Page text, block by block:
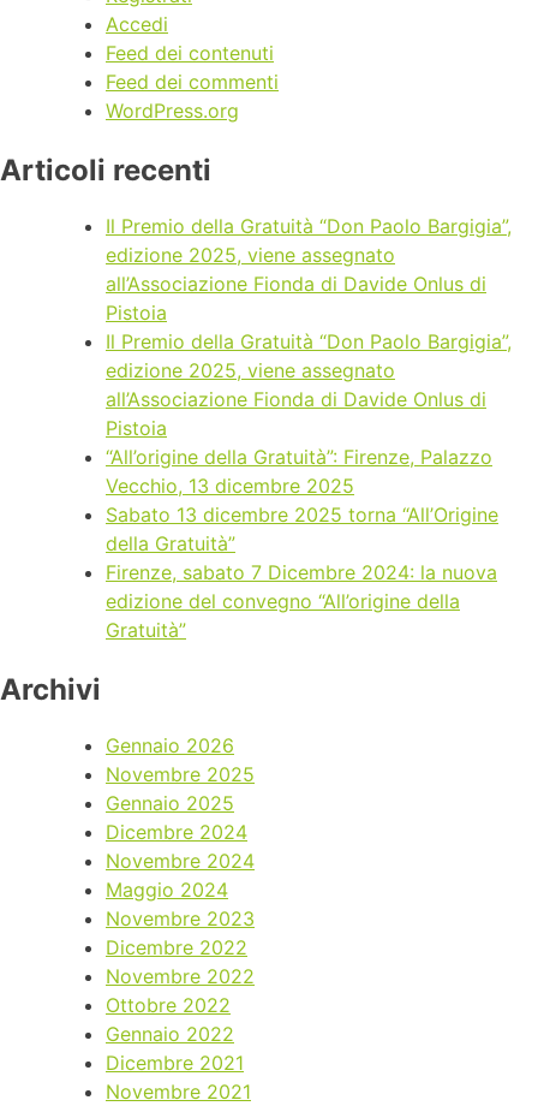
Accedi
Feed dei contenuti
Feed dei commenti
WordPress.org
Articoli recenti
Il Premio della Gratuità “Don Paolo Bargigia”,
edizione 2025, viene assegnato
all’Associazione Fionda di Davide Onlus di
Pistoia
Il Premio della Gratuità “Don Paolo Bargigia”,
edizione 2025, viene assegnato
all’Associazione Fionda di Davide Onlus di
Pistoia
“All’origine della Gratuità”: Firenze, Palazzo
Vecchio, 13 dicembre 2025
Sabato 13 dicembre 2025 torna “All’Origine
della Gratuità”
Firenze, sabato 7 Dicembre 2024: la nuova
edizione del convegno “All’origine della
Gratuità”
Archivi
Gennaio 2026
Novembre 2025
Gennaio 2025
Dicembre 2024
Novembre 2024
Maggio 2024
Novembre 2023
Dicembre 2022
Novembre 2022
Ottobre 2022
Gennaio 2022
Dicembre 2021
Novembre 2021